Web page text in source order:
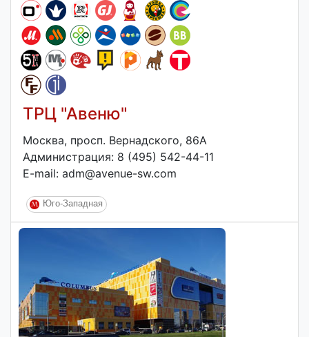
ТРЦ "Авеню"
Москва, просп. Вернадского, 86А
Администрация: 8 (495) 542-44-11
E-mail: adm@avenue-sw.com
Юго-Западная